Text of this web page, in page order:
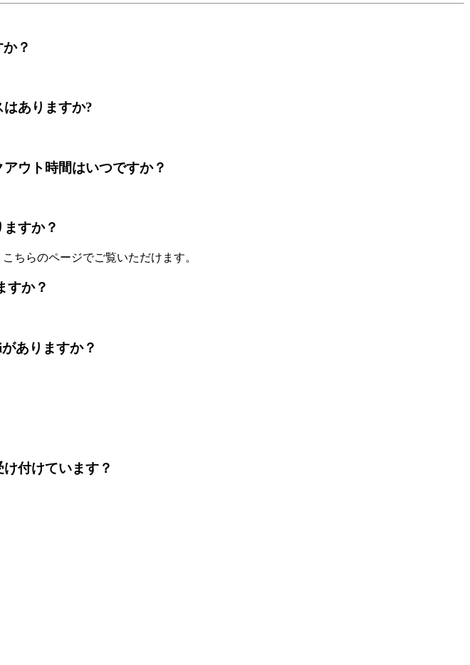
？
ありますか?
ウト時間はいつですか？
すか？
ちらのページでご覧いただけます。
すか？
ありますか？
付けています？